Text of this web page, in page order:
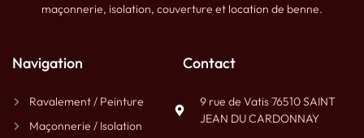
maçonnerie, isolation, couverture et location de benne.
Navigation
Ravalement / Peinture
Maçonnerie / Isolation
Contact
9 rue de Vatis 76510 SAINT
JEAN DU CARDONNAY